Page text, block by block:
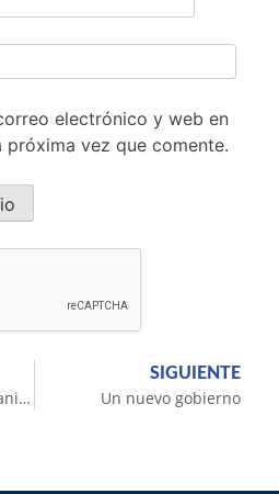
electrónico y web en
vez que comente.
La importancia de la planificación: el caso de la participativa y de la gestión asociada
SIGUIENTE
Un nuevo gobierno